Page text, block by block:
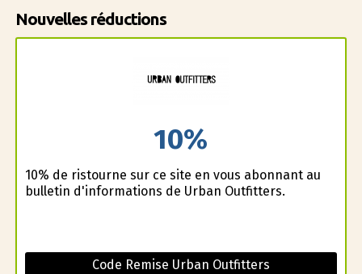
Nouvelles réductions
10%
10% de ristourne sur ce site en vous abonnant au
bulletin d'informations de Urban Outfitters.
Code Remise Urban Outfitters